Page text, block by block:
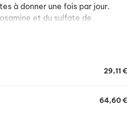
à donner une fois par jour.
et du sulfate de
éléments participent à la
Vitamine E connue pour ses29,11 €
64,60 €